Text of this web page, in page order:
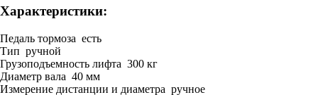
Характеристики:
Педаль тормоза есть
Тип ручной
Грузоподъемность лифта 300 кг
Диаметр вала 40 мм
Измерение дистанции и диаметра ручное